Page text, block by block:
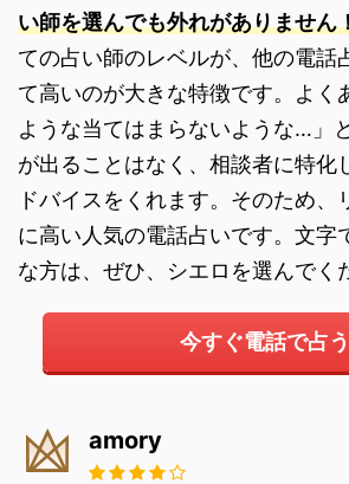
い師を選んでも外れがありません
ての占い師のレベルが、他の電話
て高いのが大きな特徴です。よく
ような当てはまらないような…」
が出ることはなく、相談者に特化
ドバイスをくれます。そのため、
に高い人気の電話占いです。文字
な方は、ぜひ、シエロを選んでく
今すぐ電話で占う
amory